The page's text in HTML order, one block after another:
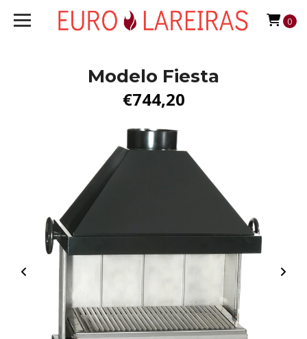
0
Modelo Fiesta
€744,20